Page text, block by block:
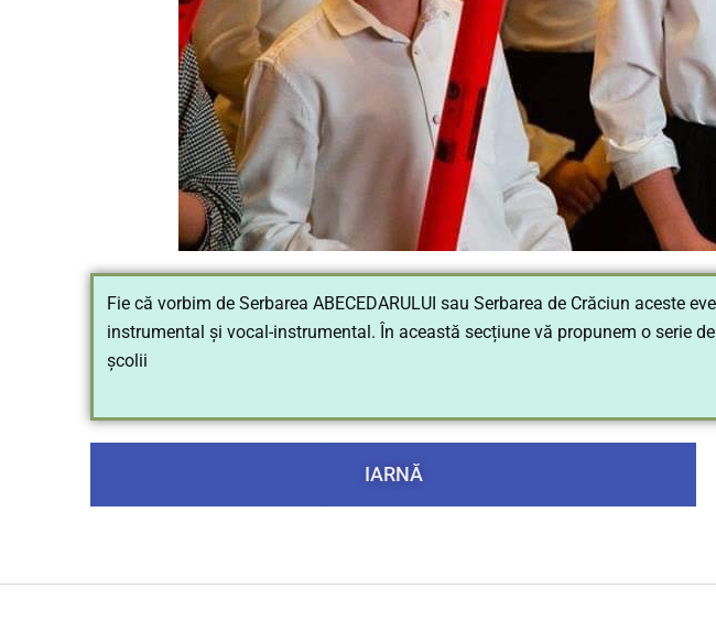
Fie că vorbim de Serbarea ABECEDARULUI sau Serbarea de Crăciun aceste
instrumental și vocal-instrumental. În această secțiune vă propunem o serie
școlii
IARNĂ